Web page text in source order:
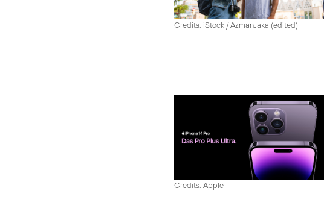
Credits: iStock / AzmanJaka (edited)
Credits: Apple